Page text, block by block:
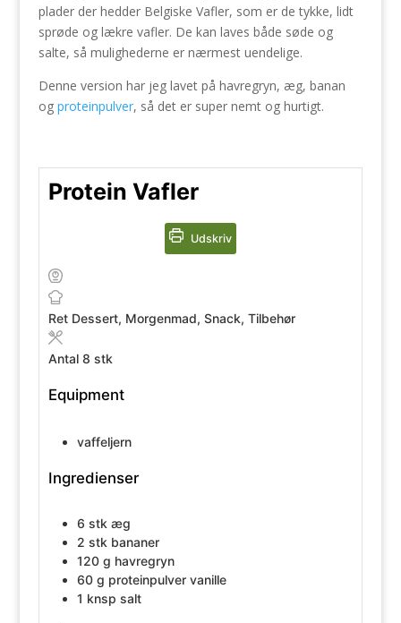
plader der hedder Belgiske Vafler, som er de tykke, lidt
sprøde og lækre vafler. De kan laves både søde og
salte, så mulighederne er nærmest uendelige.
Denne version har jeg lavet på havregryn, æg, banan
og proteinpulver, så det er super nemt og hurtigt.
Protein Vafler
Udskriv
Ret Dessert, Morgenmad, Snack, Tilbehør
Antal 8 stk
Equipment
vaffeljern
Ingredienser
6 stk æg
2 stk bananer
120 g havregryn
60 g proteinpulver vanille
1 knsp salt